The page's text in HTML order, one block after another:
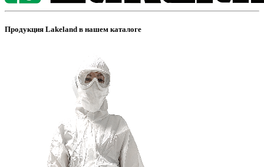
Продукция Lakeland в нашем каталоге